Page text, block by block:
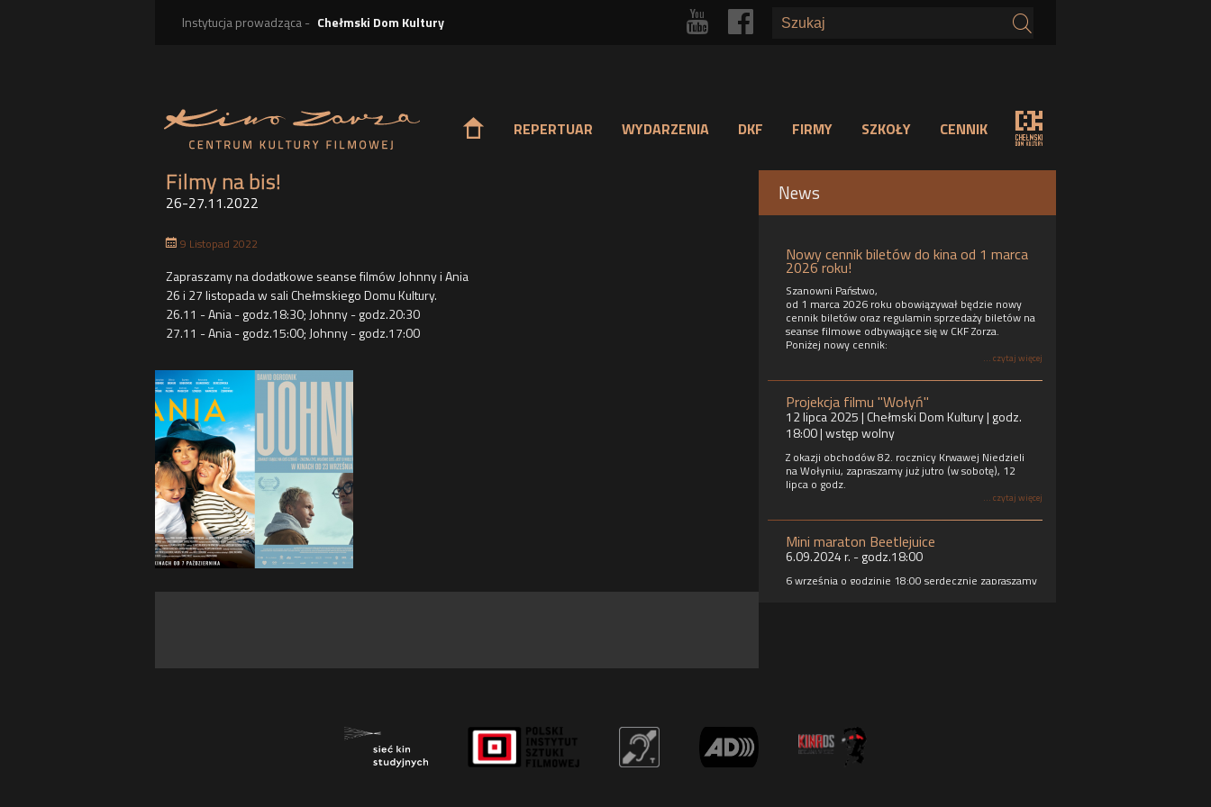
Instytucja prowadząca - Chełmski Dom Kultury r p
o REPERTUAR WYDARZENIA DKF FIRMY SZKOŁY CENNIK s
Filmy na bis!
26-27.11.2022
t 9 Listopad 2022
Zapraszamy na dodatkowe seanse filmów Johnny i Ania
26 i 27 listopada w sali Chełmskiego Domu Kultury.
26.11 - Ania - godz.18:30; Johnny - godz.20:30
27.11 - Ania - godz.15:00; Johnny - godz.17:00
News
Nowy cennik biletów do kina od 1 marca
2026 roku!
Szanowni Państwo,
od 1 marca 2026 roku obowiązywał będzie nowy
cennik biletów oraz regulamin sprzedaży biletów na
seanse filmowe odbywające się w CKF Zorza.
Poniżej nowy cennik:
... czytaj więcej
Projekcja filmu "Wołyń"
12 lipca 2025 | Chełmski Dom Kultury | godz.
18:00 | wstęp wolny
Z okazji obchodów 82. rocznicy Krwawej Niedzieli
na Wołyniu, zapraszamy już jutro (w sobotę), 12
lipca o godz.
... czytaj więcej
Mini maraton Beetlejuice
6.09.2024 r. - godz.18:00
6 września o godzinie 18:00 serdecznie zapraszamy
Centrum Kultury Filmowej ZORZA jest wyposażone
w zestaw do projekcji filmów posiadających